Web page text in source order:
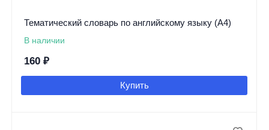
Тематический словарь по английскому языку (А4)
В наличии
160 ₽
Купить